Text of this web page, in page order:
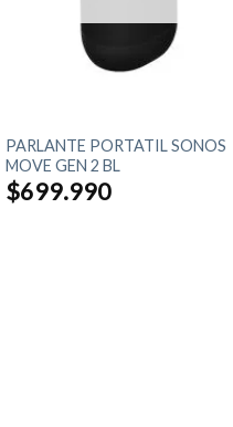
PARLANTE PORTATIL SONOS
MOVE GEN 2 BL
$699.990